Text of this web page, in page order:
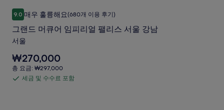
러
리
리
금
대
세
한
정
료
포
함
그
랜
드
머
큐
어
9.010점 만점 중 9.0점, 매우 훌륭해요, (680개 이용 후기)
매우 훌륭해요(680개 이용 후기)
그랜드 머큐어 임피리얼 팰리스 서울 강남
서울
요
금
₩270,000
₩270,000
총
요
총 요금: ₩297,000
세
세금 및 수수료 포함
그랜드 머큐어 임피리얼 팰리스 서울 강남